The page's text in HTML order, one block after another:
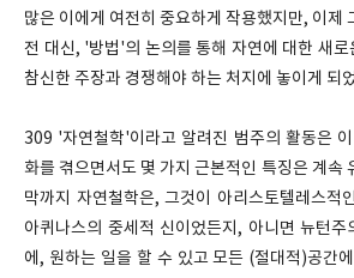
많은 이에게 여전히 중요하게 작용했지만, 이제
전 대신, '방법'의 논의를 통해 자연에 대한 새로
참신한 주장과 경쟁해야 하는 처지에 놓이게 되
309 '자연철학'이라고 알려진 범주의 활동은
화를 겪으면서도 몇 가지 근본적인 특징은 계속
막까지 자연철학은, 그것이 아리스토텔레스적
아퀴나스의 중세적 신이었든지, 아니면 뉴턴주
에, 원하는 일을 할 수 있고 모든 (절대적)공간